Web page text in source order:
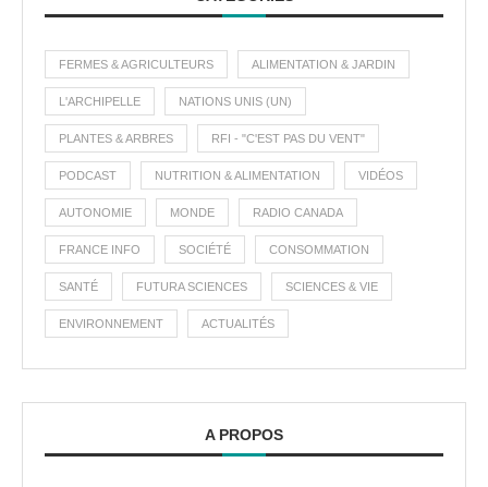
FERMES & AGRICULTEURS ALIMENTATION & JARDIN
L'ARCHIPELLE NATIONS UNIS (UN)
PLANTES & ARBRES RFI - "C'EST PAS DU VENT"
PODCAST NUTRITION & ALIMENTATION VIDÉOS
AUTONOMIE MONDE RADIO CANADA
FRANCE INFO SOCIÉTÉ CONSOMMATION
SANTÉ FUTURA SCIENCES SCIENCES & VIE
ENVIRONNEMENT ACTUALITÉS
A PROPOS